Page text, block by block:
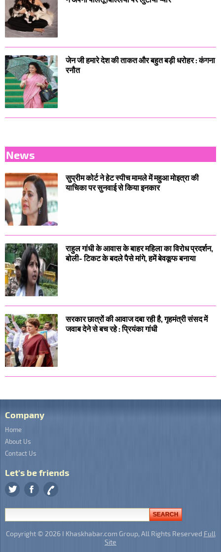
जेन जी हमारे देश की ताकत और बहुत बड़ी धरोहर : कंगना
रनौत
News
सुप्रीम कोर्ट ने हेट स्पीच मामले में महुआ मोइत्रा की
याचिका पर सुनवाई से किया इनकार
राहुल गांधी के आवास के बाहर महिला का विरोध प्रदर्शन,
बोली- टिकट के बदले पैसे मांगे, हमें बेवकूफ बनाया
सरकार छात्रों की आवाज दबा रही है, गृहमंत्री संसद में
जवाब देने से बच रहे : प्रियंका गांधी
Company
Home
About Us
Contact Us
Let's be friends
Copyright © 2026 I Khaskhabar.com Group, All Rights Reserved Full
Site